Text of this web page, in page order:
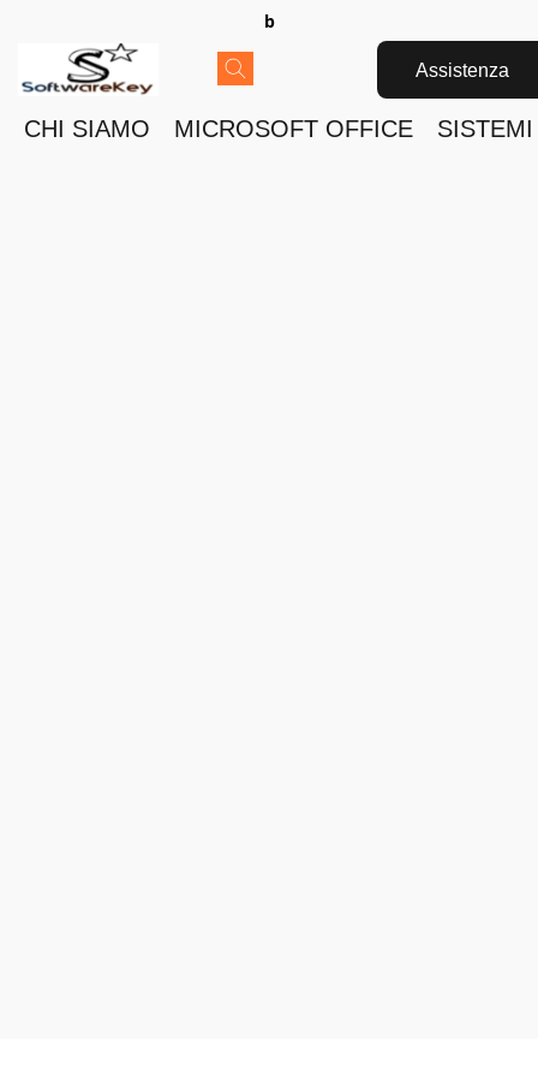
b
Assistenza
CHI SIAMO MICROSOFT OFFICE